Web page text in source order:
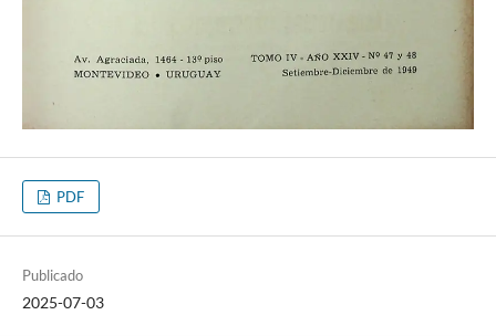
PDF
Publicado
2025-07-03